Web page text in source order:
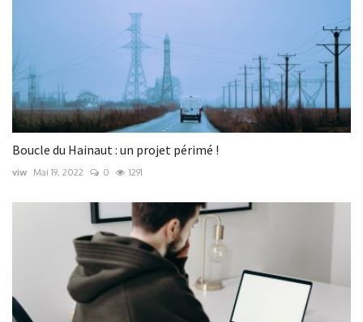
Boucle du Hainaut : un projet périmé !
viw Mai 19, 2022 0 1291